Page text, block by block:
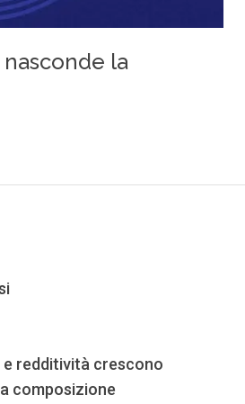
redditività crescono
composizione